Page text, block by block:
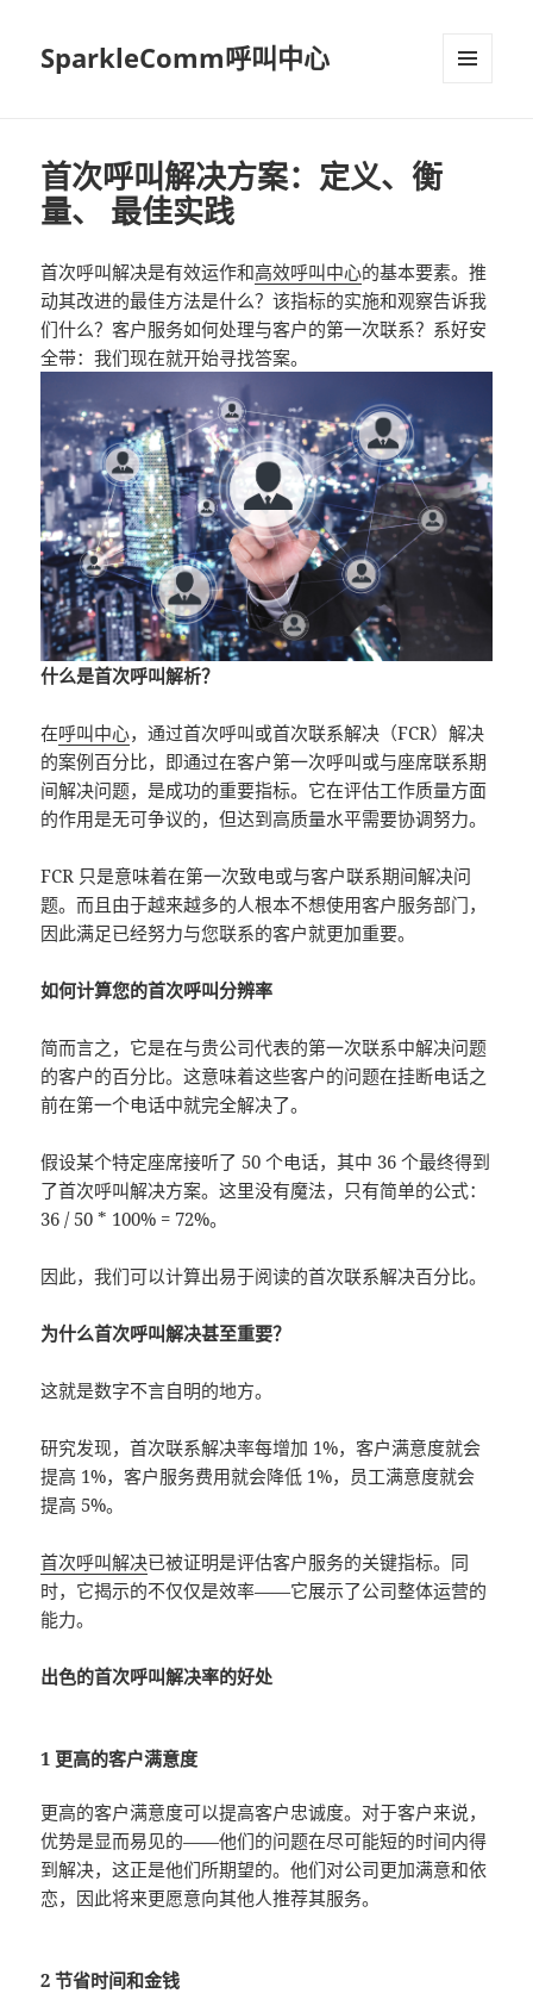
SparkleComm呼叫中心
首次呼叫解决方案：定义、衡
量、 最佳实践
首次呼叫解决是有效运作和高效呼叫中心的基本要素。推
动其改进的最佳方法是什么？该指标的实施和观察告诉我
们什么？客户服务如何处理与客户的第一次联系？系好安
全带：我们现在就开始寻找答案。
什么是首次呼叫解析？
在呼叫中心，通过首次呼叫或首次联系解决（FCR）解决
的案例百分比，即通过在客户第一次呼叫或与座席联系期
间解决问题，是成功的重要指标。它在评估工作质量方面
的作用是无可争议的，但达到高质量水平需要协调努力。
FCR 只是意味着在第一次致电或与客户联系期间解决问
题。而且由于越来越多的人根本不想使用客户服务部门，
因此满足已经努力与您联系的客户就更加重要。
如何计算您的首次呼叫分辨率
简而言之，它是在与贵公司代表的第一次联系中解决问题
的客户的百分比。这意味着这些客户的问题在挂断电话之
前在第一个电话中就完全解决了。
假设某个特定座席接听了 50 个电话，其中 36 个最终得到
了首次呼叫解决方案。这里没有魔法，只有简单的公式：
36 / 50 * 100% = 72%。
因此，我们可以计算出易于阅读的首次联系解决百分比。
为什么首次呼叫解决甚至重要？
这就是数字不言自明的地方。
研究发现，首次联系解决率每增加 1%，客户满意度就会
提高 1%，客户服务费用就会降低 1%，员工满意度就会
提高 5%。
首次呼叫解决已被证明是评估客户服务的关键指标。同
时，它揭示的不仅仅是效率——它展示了公司整体运营的
能力。
出色的首次呼叫解决率的好处
1 更高的客户满意度
更高的客户满意度可以提高客户忠诚度。对于客户来说，
优势是显而易见的——他们的问题在尽可能短的时间内得
到解决，这正是他们所期望的。他们对公司更加满意和依
恋，因此将来更愿意向其他人推荐其服务。
2 节省时间和金钱